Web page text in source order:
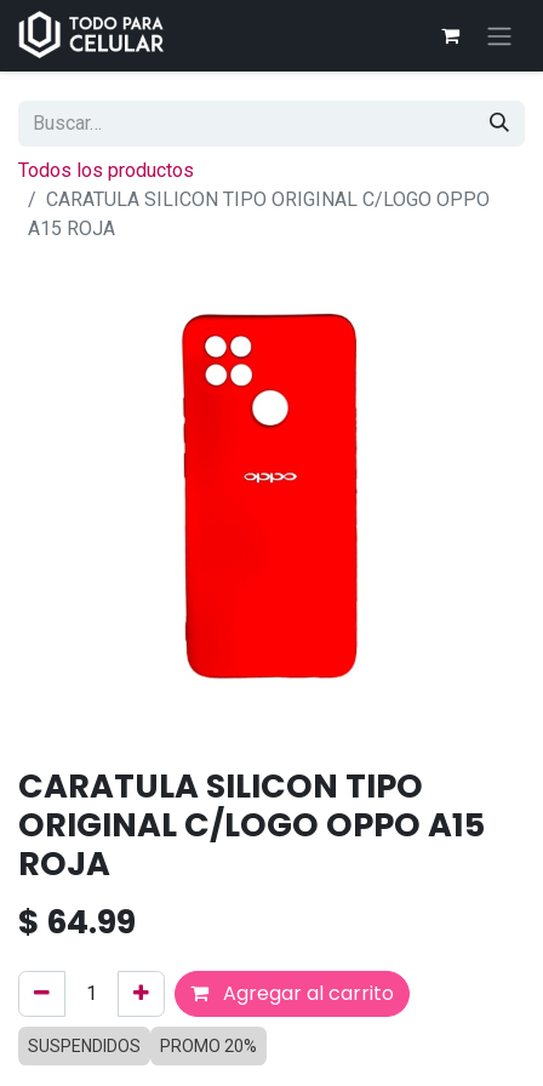
Todos los productos
CARATULA SILICON TIPO ORIGINAL C/LOGO OPPO
A15 ROJA
CARATULA SILICON TIPO
ORIGINAL C/LOGO OPPO A15
ROJA
$ 64.99
Agregar al carrito
SUSPENDIDOS PROMO 20%